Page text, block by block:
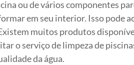
ou de vários componentes
em seu interior. Isso pode
muitos produtos
o serviço de limpeza de
da água.